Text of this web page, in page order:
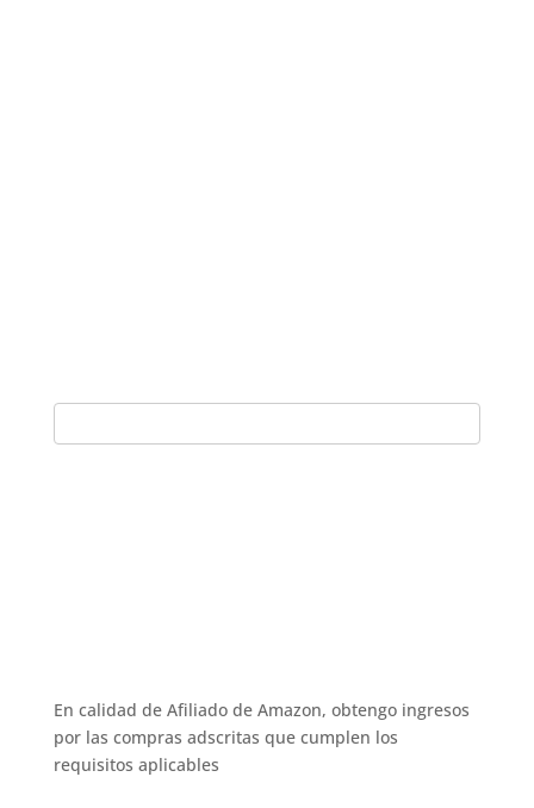
En calidad de Afiliado de Amazon, obtengo ingresos
por las compras adscritas que cumplen los
requisitos aplicables